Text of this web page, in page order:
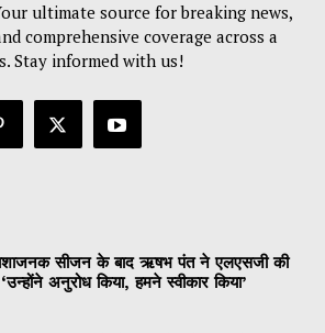
ultimate source for breaking news,
comprehensive coverage across a
Stay informed with us!
सीजन के बाद ऋषभ पंत ने एलएसजी की
अनुरोध किया, हमने स्वीकार किया’